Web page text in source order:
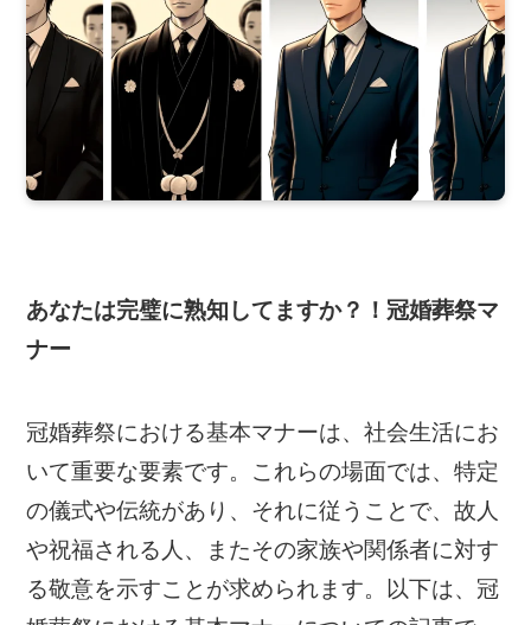
あなたは完璧に熟知してますか？！冠婚葬祭マ
ナー
冠婚葬祭における基本マナーは、社会生活にお
いて重要な要素です。これらの場面では、特定
の儀式や伝統があり、それに従うことで、故人
や祝福される人、またその家族や関係者に対す
る敬意を示すことが求められます。以下は、冠